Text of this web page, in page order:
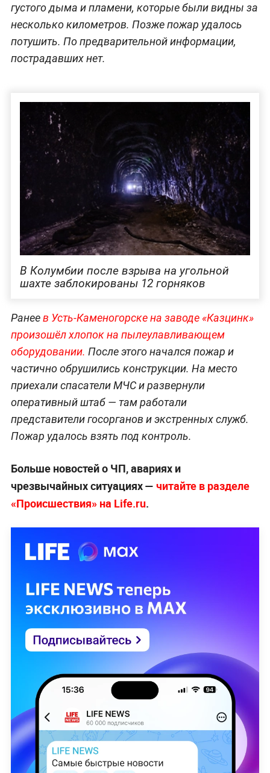
густого дыма и пламени, которые были видны за
несколько километров. Позже пожар удалось
потушить. По предварительной информации,
пострадавших нет.
В Колумбии после взрыва на угольной
шахте заблокированы 12 горняков
Ранеев Усть-Каменогорске на заводе «Казцинк»
произошёл хлопок на пылеулавливающем
оборудовании. После этого начался пожар и
частично обрушились конструкции. На место
приехали спасатели МЧС и развернули
оперативный штаб — там работали
представители госорганов и экстренных служб.
Пожар удалось взять под контроль.
Больше новостей о ЧП, авариях и
чрезвычайных ситуациях — читайте в разделе
«Происшествия» на Life.ru.